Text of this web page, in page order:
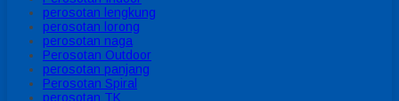
perosotan lengkung
perosotan lorong
perosotan naga
Perosotan Outdoor
perosotan panjang
Perosotan Spiral
perosotan TK